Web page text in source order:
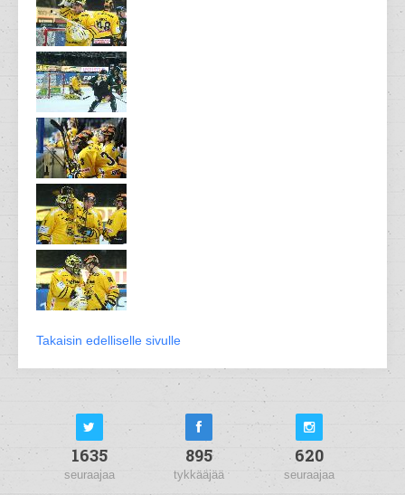
Takaisin edelliselle sivulle
1635
seuraajaa
895
tykkääjää
620
seuraajaa